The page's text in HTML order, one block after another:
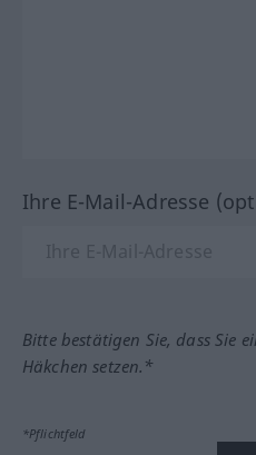
Ihre E-Mail-Adresse
Bitte bestätigen Sie, dass Sie
Häkchen setzen.*
*Pflichtfeld